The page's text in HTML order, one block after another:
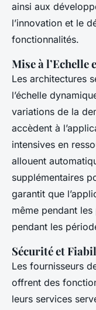
ainsi aux
l’innovation et le
fonctionnalités.
Mise à
Les architectures
l’échelle
variations de la
accèdent à
intensives en
allouent
supplémentaires
garantit que
même pendant
pendant les
Sécurité et
Les fournisseurs
offrent des
leurs services